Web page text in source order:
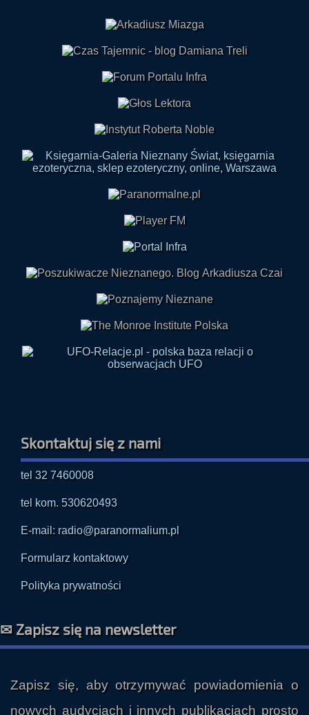
Skontaktuj się z nami
tel 32 7460008
tel kom. 530620493
E-mail: radio@paranormalium.pl
Formularz kontaktowy
Polityka prywatności
✉ Zapisz się na newsletter
Zapisz się, aby otrzymywać powiadomienia o
nowych audycjach i innych publikacjach prosto